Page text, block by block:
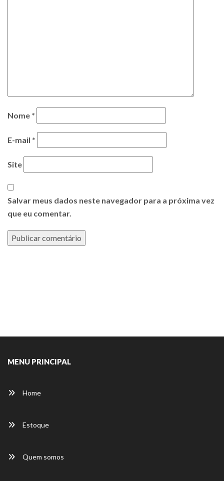
Nome *
E-mail *
Site
Salvar meus dados neste navegador para a próxima vez
que eu comentar.
MENU PRINCIPAL
Home
Estoque
Quem somos